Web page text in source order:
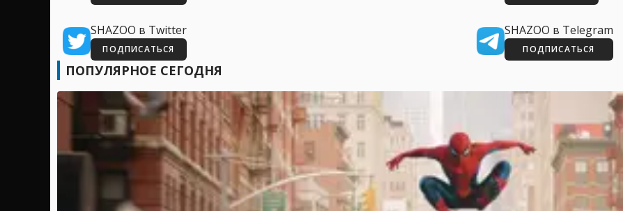
SHAZOO в Twitter
ПОДПИСАТЬСЯ
SHAZOO в Telegram
ПОДПИСАТЬСЯ
ПОПУЛЯРНОЕ СЕГОДНЯ